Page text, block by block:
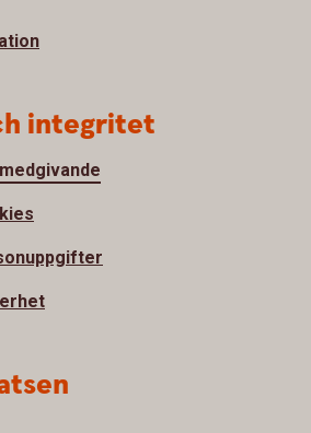
integritet